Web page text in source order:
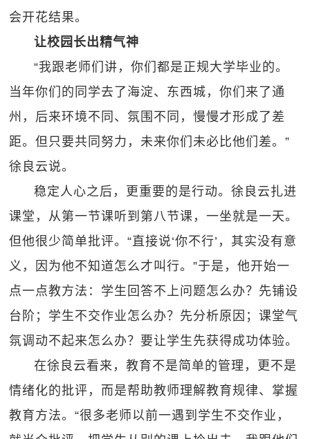
会开花结果。
让校园长出精气神
“我跟老师们讲，你们都是正规大学毕业的。
当年你们的同学去了海淀、东西城，你们来了通
州，后来环境不同、氛围不同，慢慢才形成了差
距。但只要共同努力，未来你们未必比他们差。”
徐良云说。
稳定人心之后，更重要的是行动。徐良云扎进
课堂，从第一节课听到第八节课，一坐就是一天。
但他很少简单批评。“直接说‘你不行’，其实没有意
义，因为他不知道怎么才叫行。”于是，他开始一
点一点教方法：学生回答不上问题怎么办？先铺设
台阶；学生不交作业怎么办？先分析原因；课堂气
氛调动不起来怎么办？要让学生先获得成功体验。
在徐良云看来，教育不是简单的管理，更不是
情绪化的批评，而是帮助教师理解教育规律、掌握
教育方法。“很多老师以前一遇到学生不交作业，